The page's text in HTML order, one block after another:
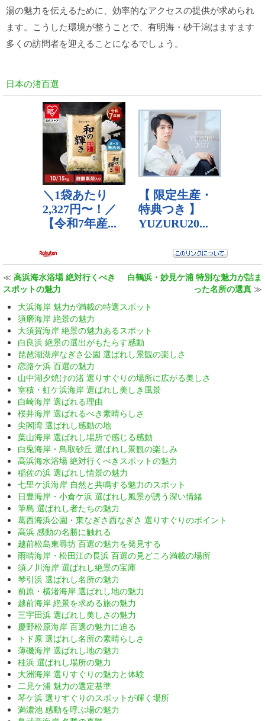
湯の魅力を伝えるために、効率的なアクセスの提供が求められ
ます。こうした環境が整うことで、有明海・砂干潟はますます
多くの訪問者を迎えることになるでしょう。
日本の渚百選
≪ 高浜海水浴場 絶対行くべき
スポットの魅力
白鶴浜・妙見ケ浦 特別な魅力が詰ま
った名所の選真 ≫
大浜海岸 魅力が満載の特選スポット
須磨海岸 絶景の魅力
大須賀海岸 絶景の魅力あるスポット
白良浜 絶景の選出がもたらす感動
琵琶湖湖岸なぎさ公園 選ばれし景観の楽しさ
恋路ケ浜 百選の魅力
山中湖夕焼けの渚 選りすぐりの場所に広がる美しさ
室積・虹ケ浜海岸 選ばれし美しき風景
白崎海岸 選ばれる理由
桜井海岸 選ばれるべき素晴らしさ
尖閣湾 選ばれし感動の地
葉山海岸 選ばれし場所で感じる感動
白兎海岸・鳥取砂丘 選ばれし景観の楽しみ
高浜海水浴場 絶対行くべきスポットの魅力
稲佐の浜 選ばれし情景の魅力
七里ケ浜海岸 自然と共鳴する魅力のスポット
日豊海岸・小倉ケ浜 選ばれし風景が誘う深い情緒
筆島 選ばれし者たちの魅力
葛西海浜公園・東なぎさ西なぎさ 選りすぐりのポイント
高浜 感動の名勝に触れる
越前松島東尋坊 百選の魅力を発見する
雨晴海岸・松田江の長浜 百選の見どころ満載の場所
須ノ川海岸 選ばれし絶景の宝庫
琴引浜 選ばれし名所の魅力
前原・横渚海岸 選ばれし地の魅力
越前海岸 絶景を求める旅の魅力
三宇田浜 選ばれし美しさの魅力
慶野松原海岸 百選の魅力に迫る
トド原 選ばれし名所の素晴らしさ
薄磯海岸 選ばれし地の魅力
桂浜 選ばれし場所の魅力
大洲海岸 選りすぐりの魅力と体験
二見ケ浦 魅力の選定基準
琴ケ浜 選りすぐりのスポットが輝く場所
満濃池 感動を呼ぶ場の魅力